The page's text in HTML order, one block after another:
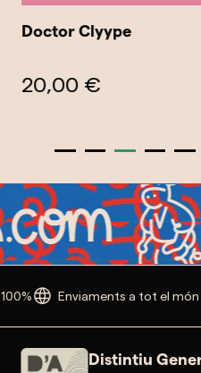
Doctor Clyype
20,00 €
Enviaments a tot el món
Distintiu